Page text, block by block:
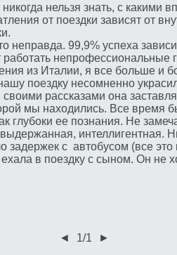
нельзя знать, с какими
от поездки зависят от
неправда. 99,9% успеха
непрофессиональные
из Италии, я все больше и
поездку несомненно
рассказами она
мы находились. Все время
глубоки ее познания. Не
интеллигентная.
с автобусом (все это
в поездку с сыном. Он не
◄ 1/1 ►